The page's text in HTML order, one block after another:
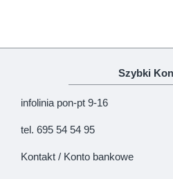
Szybki
infolinia pon-pt 9-16
tel. 695 54 54 95
Kontakt / Konto bankowe